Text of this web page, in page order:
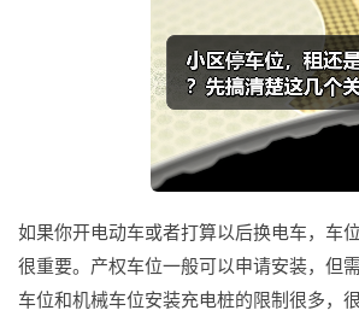
如果你开电动车或者打算以后换电车，车
很重要。产权车位一般可以申请安装，但
车位和机械车位安装充电桩的限制很多，